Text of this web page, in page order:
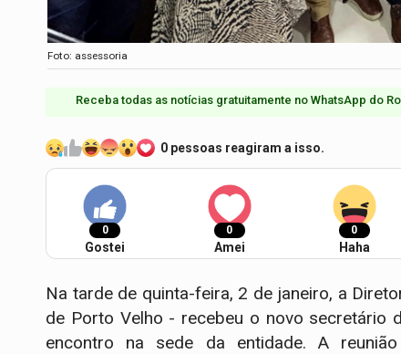
Foto: assessoria
Receba todas as notícias gratuitamente no WhatsApp do
0 pessoas reagiram a isso.
0
Gostei
0
Amei
0
Haha
Na tarde de quinta-feira, 2 de janeiro, a
de Porto Velho - recebeu o novo secretário
encontro na sede da entidade. A